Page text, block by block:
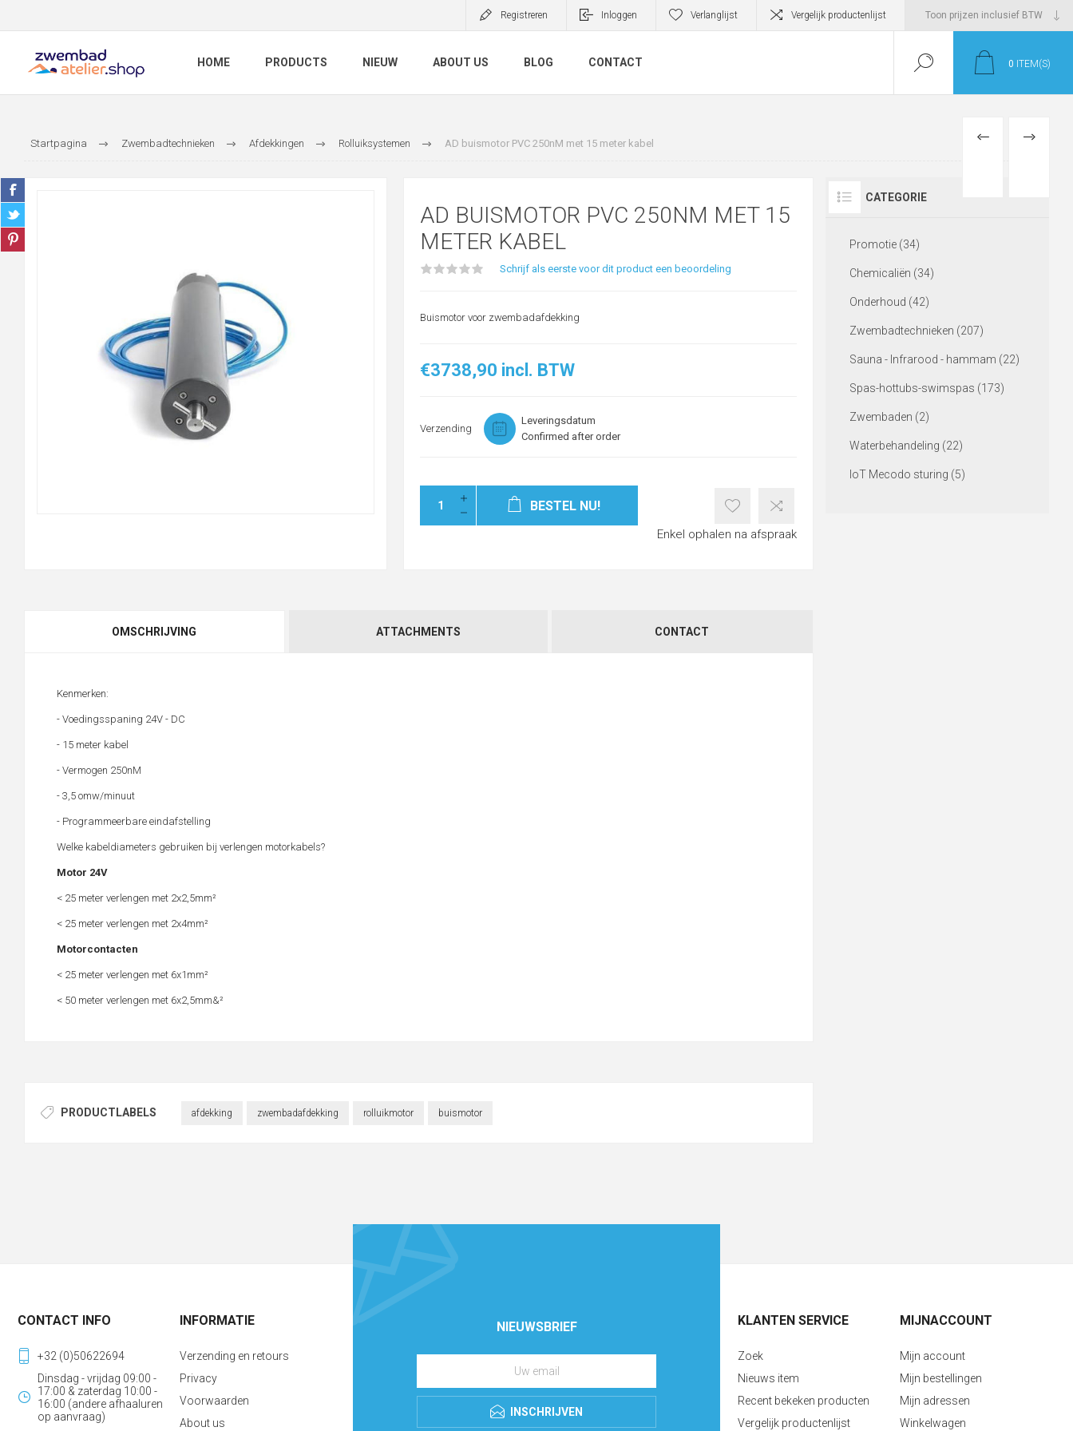
Registreren Inloggen Verlanglijst Vergelijk productenlijst
HOME PRODUCTS NIEUW ABOUT US BLOG CONTACT 0 ITEM(S)
Startpagina Zwembadtechnieken Afdekkingen Rolluiksystemen AD buismotor PVC 250nM met 15 meter kabel PREVIOUS
NEXT
AD BUISMOTOR PVC 250NM MET 15
METER KABEL
Schrijf als eerste voor dit product een beoordeling
Buismotor voor zwembadafdekking
€3738,90 incl. BTW
Verzending
Leveringsdatum
Confirmed after order
Enkel ophalen na afspraak
BESTEL NU!
OMSCHRIJVING ATTACHMENTS CONTACT
Kenmerken:
- Voedingsspaning 24V - DC
- 15 meter kabel
- Vermogen 250nM
- 3,5 omw/minuut
- Programmeerbare eindafstelling
Welke kabeldiameters gebruiken bij verlengen motorkabels?
Motor 24V
< 25 meter verlengen met 2x2,5mm²
< 25 meter verlengen met 2x4mm²
Motorcontacten
< 25 meter verlengen met 6x1mm²
< 50 meter verlengen met 6x2,5mm&²
PRODUCTLABELS afdekking zwembadafdekking rolluikmotor buismotor
CATEGORIE
Promotie (34)
Chemicaliën (34)
Onderhoud (42)
Zwembadtechnieken (207)
Sauna - Infrarood - hammam (22)
Spas-hottubs-swimspas (173)
Zwembaden (2)
Waterbehandeling (22)
IoT Mecodo sturing (5)
NIEUWSBRIEF
INSCHRIJVEN
CONTACT INFO
+32 (0)50622694
Dinsdag - vrijdag 09:00 -
17:00 & zaterdag 10:00 -
16:00 (andere afhaaluren
op aanvraag)
INFORMATIE
Verzending en retours
Privacy
Voorwaarden
About us
KLANTEN SERVICE
Zoek
Nieuws item
Recent bekeken producten
Vergelijk productenlijst
MIJNACCOUNT
Mijn account
Mijn bestellingen
Mijn adressen
Winkelwagen